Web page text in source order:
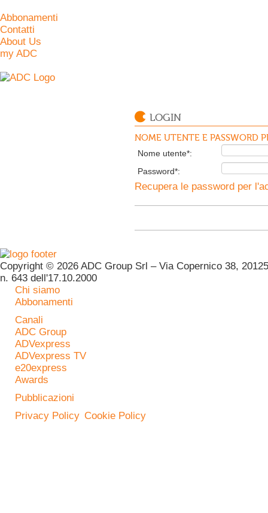
Abbonamenti
Contatti
About Us
my ADC
LOGIN
NOME UTENTE E PASSWORD
Nome utente*:
Password*:
Recupera le password per
Copyright © 2026 ADC Group Srl – Via Copernico 38,
n. 643 dell'17.10.2000
Chi siamo
Abbonamenti
Canali
ADC Group
ADVexpress
ADVexpress TV
e20express
Awards
Pubblicazioni
Privacy Policy Cookie Policy